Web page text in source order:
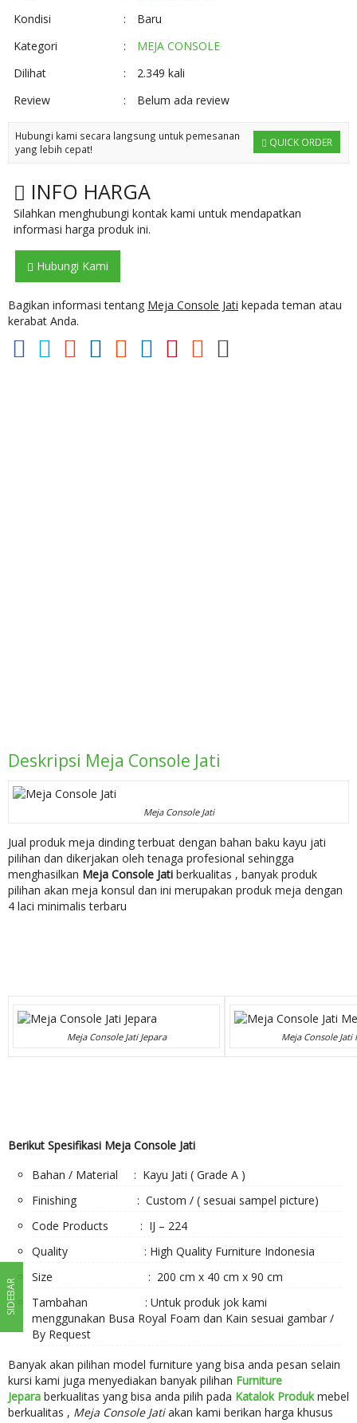
Kondisi
:
Baru
Kategori
:
MEJA CONSOLE
Dilihat
:
2.349 kali
Review
: Belum ada review
QUICK ORDER
Hubungi kami secara langsung untuk pemesanan
yang lebih cepat!
INFO HARGA
Silahkan menghubungi kontak kami untuk mendapatkan
informasi harga produk ini.
Hubungi Kami
Bagikan informasi tentang Meja Console Jati kepada teman atau
kerabat Anda.
Deskripsi Meja Console Jati
Meja Console Jati
Jual produk meja dinding terbuat dengan bahan baku kayu jati
pilihan dan dikerjakan oleh tenaga profesional sehingga
menghasilkan Meja Console Jati berkualitas , banyak produk
pilihan akan meja konsul dan ini merupakan produk meja dengan
4 laci minimalis terbaru
Meja Console Jati Jepara Meja Console Jati
Berikut Spesifikasi Meja Console Jati
Bahan / Material : Kayu Jati ( Grade A )
Finishing : Custom / ( sesuai sampel picture)
Code Products : IJ – 224
Quality : High Quality Furniture Indonesia
Size : 200 cm x 40 cm x 90 cm
Tambahan : Untuk produk jok kami
menggunakan Busa Royal Foam dan Kain sesuai gambar /
By Request
Banyak akan pilihan model furniture yang bisa anda pesan selain
kursi kami juga menyediakan banyak pilihan Furniture
Jepara berkualitas yang bisa anda pilih pada Katalok Produkmebel
berkualitas , Meja Console Jatiakan kami berikan harga khusus
SIDEBAR